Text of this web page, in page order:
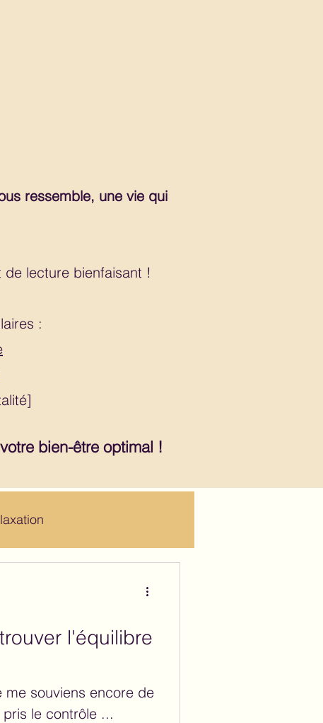
ressemble, une vie qui
lecture bienfaisant !
:
bien-être optimal !
l'équilibre
souviens encore de
le contrôle ...